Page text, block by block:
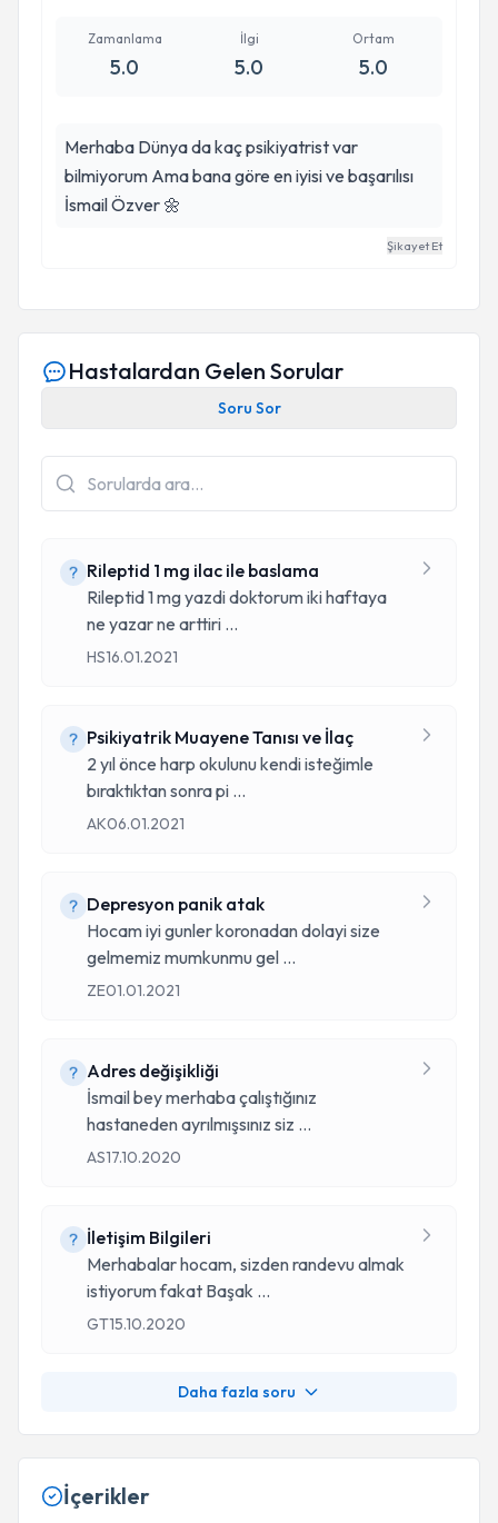
Zamanlama
5.0
İlgi
5.0
Ortam
5.0
Merhaba Dünya da kaç psikiyatrist var
bilmiyorum Ama bana göre en iyisi ve başarılısı
İsmail Özver 🌼
Şikayet Et
Hastalardan Gelen Sorular
Soru Sor
Rileptid 1 mg ilac ile baslama
Rileptid 1 mg yazdi doktorum iki haftaya
ne yazar ne arttiri ...
HS16.01.2021
Psikiyatrik Muayene Tanısı ve İlaç
2 yıl önce harp okulunu kendi isteğimle
bıraktıktan sonra pi ...
AK06.01.2021
Depresyon panik atak
Hocam iyi gunler koronadan dolayi size
gelmemiz mumkunmu gel ...
ZE01.01.2021
Adres değişikliği
İsmail bey merhaba çalıştığınız
hastaneden ayrılmışsınız siz ...
AS17.10.2020
İletişim Bilgileri
Merhabalar hocam, sizden randevu almak
istiyorum fakat Başak ...
GT15.10.2020
Daha fazla soru
İçerikler